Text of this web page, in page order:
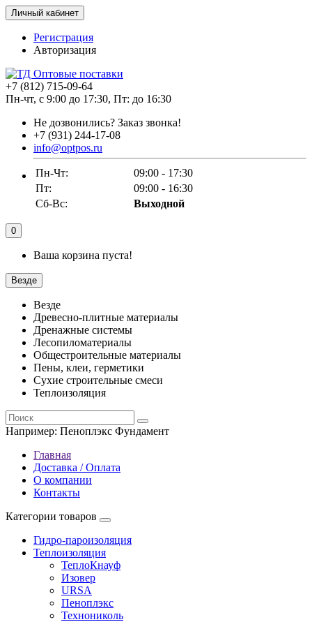
Личный кабинет
Регистрация
Авторизация
+7 (812) 715-09-64
Пн-чт, с 9:00 до 17:30, Пт: до 16:30
Не дозвонились? Заказ звонка!
+7 (931) 244-17-08
info@optpos.ru
Пн-Чт:
09:00 - 17:30
Пт:
09:00 - 16:30
Сб-Вс:
Выходной
0
Ваша корзина пуста!
Везде
Везде
Древесно-плитные материалы
Дренажные системы
Лесопиломатериалы
Общестроительные материалы
Пены, клеи, герметики
Сухие строительные смеси
Теплоизоляция
Например: Пеноплэкс Фундамент
Главная
Доставка / Оплата
О компании
Контакты
Категории товаров
Гидро-пароизоляция
Теплоизоляция
ТеплоКнауф
Изовер
URSA
Пеноплэкс
Технониколь